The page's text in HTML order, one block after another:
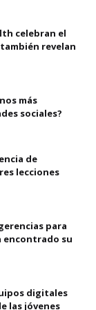
celebran el
revelan
más
sociales?
de
lecciones
para
encontrado su
digitales
las jóvenes